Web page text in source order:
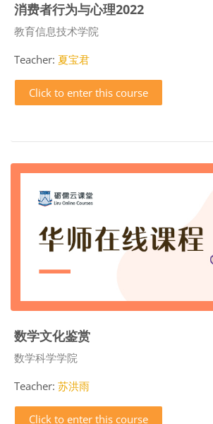
消费者行为与心理2022
Course category
教育信息技术学院
Teacher: 夏宝君
Click to enter this course
数学文化鉴赏
Course category
数学科学学院
Teacher: 苏洪雨
Click to enter this course